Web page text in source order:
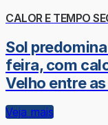
CALOR E TEMPO
Sol
feira, com
Velho entre
Veja mais